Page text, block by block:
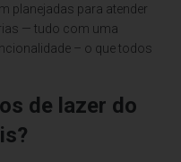
planejadas para atender
— tudo com uma
– o que todos
de lazer do